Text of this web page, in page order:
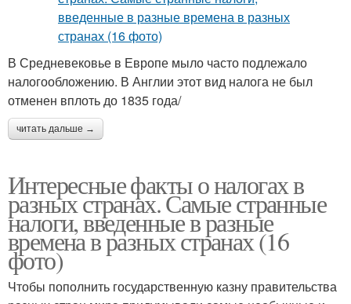
В Средневековье в Европе мыло часто подлежало
налогообложению. В Англии этот вид налога не был
отменен вплоть до 1835 года/
читать дальше →
Интересные факты о налогах в
разных странах. Самые странные
налоги, введенные в разные
времена в разных странах (16
фото)
Чтобы пополнить государственную казну правительства